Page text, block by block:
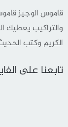
قاموس الوجيز
والتراكيب يعطيك
الكريم وكتب
تابعنا على